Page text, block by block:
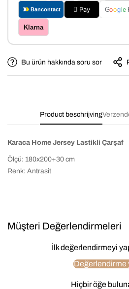
Bancontact  Pay Goog le
Klarna
Bu ürün hakkında soru sor
Product beschrijving
Karaca Home Jersey Lastikli Çarşaf
Ölçü: 180x200+30 cm
Renk: Antrasit
Müşteri Değerlendirmeleri
İlk değerlendirmeyi
Değerlendirme
Hiçbir öğe